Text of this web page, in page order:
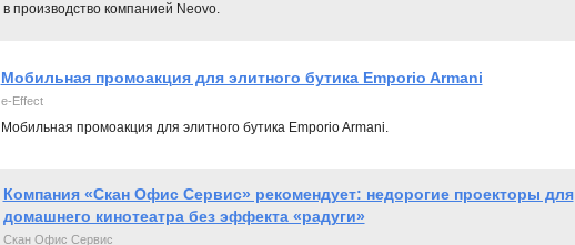
в производство компанией Neovo.
Мобильная промоакция для элитного бутика Emporio Armani
e-Effect
Мобильная промоакция для элитного бутика Emporio Armani.
Компания «Скан Офис Сервис» рекомендует: недорогие проекторы для
домашнего кинотеатра без эффекта «радуги»
Скан Офис Сервис